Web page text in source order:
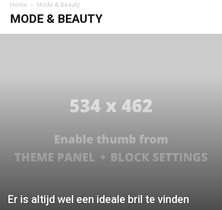
Home Mode & Beauty
MODE & BEAUTY
Er is altijd wel een ideale bril te vinden